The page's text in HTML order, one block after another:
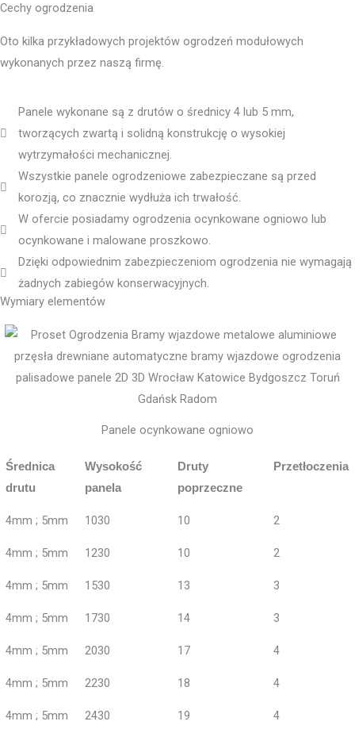
Cechy ogrodzenia
Oto kilka przykładowych projektów ogrodzeń modułowych
wykonanych przez naszą firmę.
Panele wykonane są z drutów o średnicy 4 lub 5 mm,
tworzących zwartą i solidną konstrukcję o wysokiej
wytrzymałości mechanicznej.
Wszystkie panele ogrodzeniowe zabezpieczane są przed
korozją, co znacznie wydłuża ich trwałość.
W ofercie posiadamy ogrodzenia ocynkowane ogniowo lub
ocynkowane i malowane proszkowo.
Dzięki odpowiednim zabezpieczeniom ogrodzenia nie wymagają
żadnych zabiegów konserwacyjnych.
Wymiary elementów
Średnica
drutu
Wysokość
panela
Druty
poprzeczne
Przetłoczenia
4mm ; 5mm 1030 10 2
4mm ; 5mm 1230 10 2
4mm ; 5mm 1530 13 3
4mm ; 5mm 1730 14 3
4mm ; 5mm 2030 17 4
4mm ; 5mm 2230 18 4
4mm ; 5mm 2430 19 4
Panele ocynkowane ogniowo